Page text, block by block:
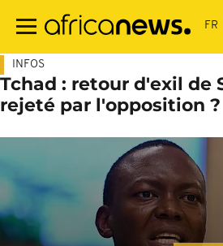
contenu
INFOS
Tchad : retour d'exil de
rejeté par l'opposition ?